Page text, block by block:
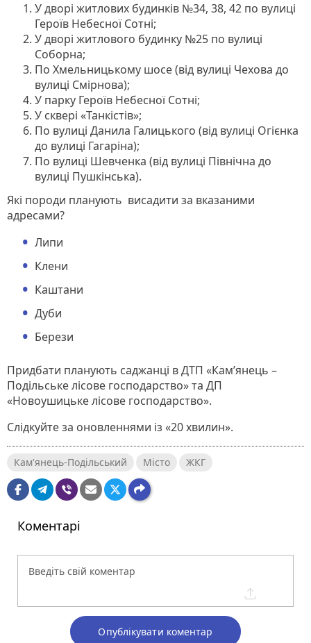
У дворі житлових будинків №34, 38, 42 по вулиці
Героїв Небесної Сотні;
У дворі житлового будинку №25 по вулиці
Соборна;
По Хмельницькому шосе (від вулиці Чехова до
вулиці Смірнова);
У парку Героїв Небесної Сотні;
У сквері «Танкістів»;
По вулиці Данила Галицького (від вулиці Огієнка
до вулиці Гагаріна);
По вулиці Шевченка (від вулиці Північна до
вулиці Пушкінська).
Які породи планують висадити за вказаними
адресами?
Липи
Клени
Каштани
Дуби
Берези
Придбати планують саджанці в ДТП «Кам’янець –
Подільське лісове господарство» та ДП
«Новоушицьке лісове господарство».
Слідкуйте за оновленнями із «20 хвилин».
Кам'янець-Подільський Місто ЖКГ
Коментарі
Опублікувати коментар